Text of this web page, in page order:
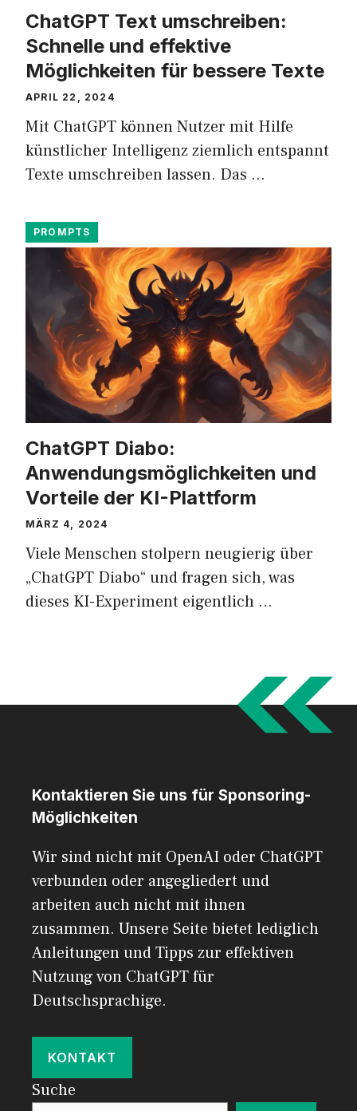
ChatGPT Text umschreiben:
Schnelle und effektive
Möglichkeiten für bessere Texte
APRIL 22, 2024
Mit ChatGPT können Nutzer mit Hilfe
künstlicher Intelligenz ziemlich entspannt
Texte umschreiben lassen. Das …
PROMPTS
ChatGPT Diabo:
Anwendungsmöglichkeiten und
Vorteile der KI-Plattform
MÄRZ 4, 2024
Viele Menschen stolpern neugierig über
„ChatGPT Diabo“ und fragen sich, was
dieses KI-Experiment eigentlich …
Kontaktieren Sie uns für Sponsoring-
Möglichkeiten
Wir sind nicht mit OpenAI oder ChatGPT
verbunden oder angegliedert und
arbeiten auch nicht mit ihnen
zusammen. Unsere Seite bietet lediglich
Anleitungen und Tipps zur effektiven
Nutzung von ChatGPT für
Deutschsprachige.
KONTAKT
Suche